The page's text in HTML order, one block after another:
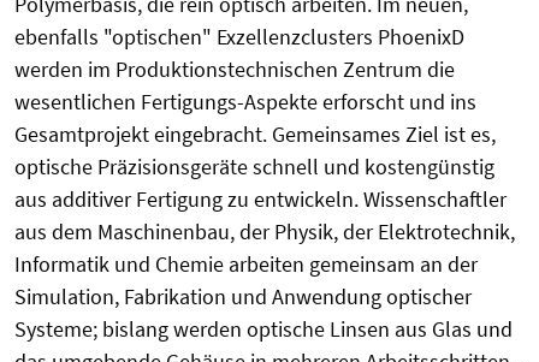
ebenfalls "optischen" Exzellenzclusters PhoenixD
werden im Produktionstechnischen Zentrum die
wesentlichen Fertigungs-Aspekte erforscht und ins
Gesamtprojekt eingebracht. Gemeinsames Ziel ist es,
optische Präzisionsgeräte schnell und kostengünstig
aus additiver Fertigung zu entwickeln. Wissenschaftler
aus dem Maschinenbau, der Physik, der Elektrotechnik,
Informatik und Chemie arbeiten gemeinsam an der
Simulation, Fabrikation und Anwendung optischer
Systeme; bislang werden optische Linsen aus Glas und